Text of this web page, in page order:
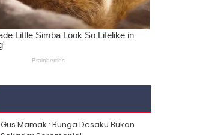
Gus Mamak : Bunga Desaku Bukan